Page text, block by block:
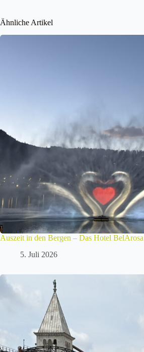
Ähnliche Artikel
Auszeit in den Bergen – Das Hotel
5. Juli 2026